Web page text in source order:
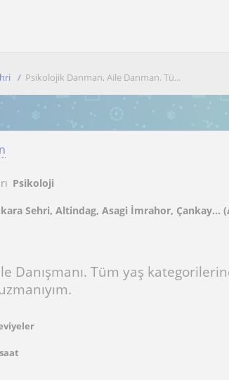
Psikolojik Danman, Aile Danman. Tü...
Psikoloji
Sehri, Altindag, Asagi İmrahor, Çankay...
Danışmanı. Tüm yaş